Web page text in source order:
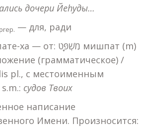
дочери Йеhуды…
prep. — для, ради
(грамматическое) /
pl., с местоименным
судов Твоих
Имени. Произносится: